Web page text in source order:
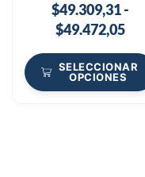
$49.309,31-
$49.472,05
SELECCIONAR
OPCIONES